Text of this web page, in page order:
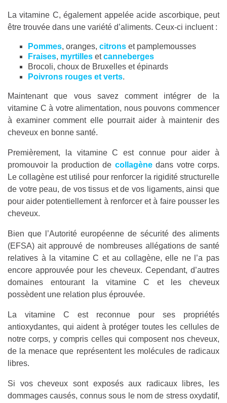
La vitamine C, également appelée acide ascorbique, peut
être trouvée dans une variété d’aliments. Ceux-ci incluent :
Pommes, oranges, citrons et pamplemousses
Fraises, myrtilles etcanneberges
Brocoli, choux de Bruxelles et épinards
Poivrons rouges et verts.
Maintenant que vous savez comment intégrer de la
vitamine C à votre alimentation, nous pouvons commencer
à examiner comment elle pourrait aider à maintenir des
cheveux en bonne santé.
Premièrement, la vitamine C est connue pour aider à
promouvoir la production de collagènedans votre corps.
Le collagène est utilisé pour renforcer la rigidité structurelle
de votre peau, de vos tissus et de vos ligaments, ainsi que
pour aider potentiellement à renforcer et à faire pousser les
cheveux.
Bien que l’Autorité européenne de sécurité des aliments
(EFSA) ait approuvé de nombreuses allégations de santé
relatives à la vitamine C et au collagène, elle ne l’a pas
encore approuvée pour les cheveux. Cependant, d’autres
domaines entourant la vitamine C et les cheveux
possèdent une relation plus éprouvée.
La vitamine C est reconnue pour ses propriétés
antioxydantes, qui aident à protéger toutes les cellules de
notre corps, y compris celles qui composent nos cheveux,
de la menace que représentent les molécules de radicaux
libres.
Si vos cheveux sont exposés aux radicaux libres, les
dommages causés, connus sous le nom de stress oxydatif,